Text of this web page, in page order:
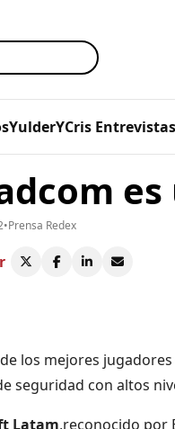
Entrevistas
•Prensa Redex
los mejores
seguridad con altos
Latam,reconocido por